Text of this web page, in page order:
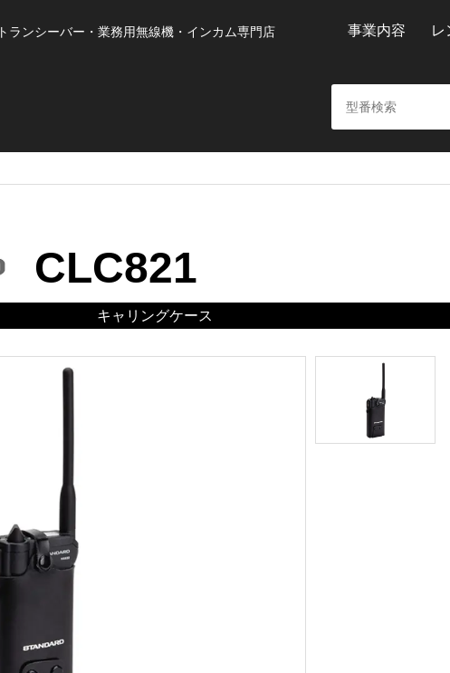
トランシーバー・業務用無線機・インカム専門店 事業内容 レ
CLC821
キャリングケース